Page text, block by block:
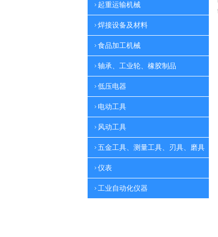
起重运输机械
焊接设备及材料
食品加工机械
轴承、工业轮、橡胶制品
低压电器
电动工具
风动工具
五金工具、测量工具、刃具、磨具
仪表
工业自动化仪器